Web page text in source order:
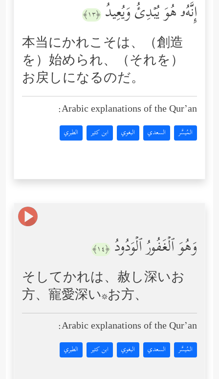
إِنَّهُۥ هُوَ یُبۡدِئُ وَیُعِیدُ ﴿١٣﴾
本当にかれこそは、（創造
を）始められ、（それを）
お戻しになるのだ。
Arabic explanations of the Qur’an:
المُيسَّر السعدي البغوي ابن كثير الطبري
وَهُوَ ٱلۡغَفُورُ ٱلۡوَدُودُ ﴿١٤﴾
そしてかれは、赦し深いお
方、寵愛深い*お方、
Arabic explanations of the Qur’an:
المُيسَّر السعدي البغوي ابن كثير الطبري